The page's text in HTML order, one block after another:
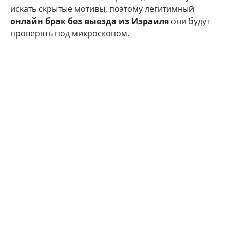
искать скрытые мотивы, поэтому легитимный
онлайн брак без выезда из Израиля они будут
проверять под микроскопом.